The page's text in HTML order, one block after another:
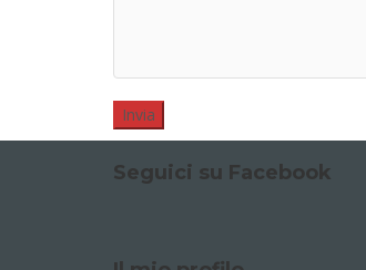
Seguici su Facebook